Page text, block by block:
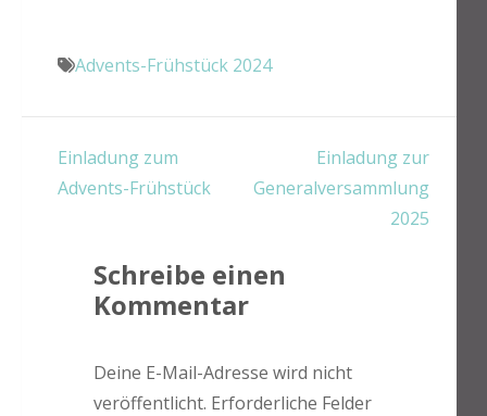
Advents-Frühstück 2024
Beitragsnavigation
Einladung zum
Advents-Frühstück
Einladung zur
Generalversammlung
2025
Schreibe einen
Kommentar
Deine E-Mail-Adresse wird nicht
veröffentlicht. Erforderliche Felder